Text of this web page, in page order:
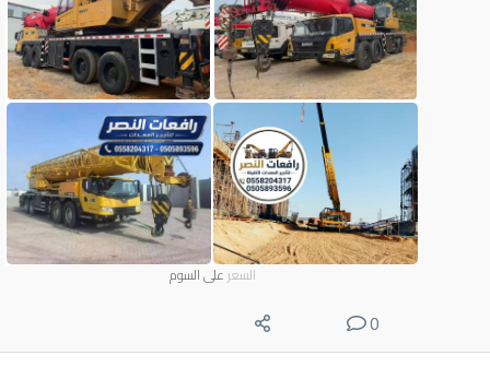
السعر على السوم
0